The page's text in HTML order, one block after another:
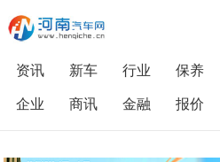
资讯 新车 行业 保养
企业
商讯 金融 报价